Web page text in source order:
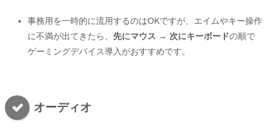
事務用を一時的に流用するのはOKですが、エイムやキー操作
に不満が出てきたら、 先にマウス → 次にキーボードの順で
ゲーミングデバイス導入がおすすめです。
オーディオ